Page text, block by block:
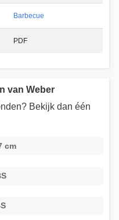
Barbecue
PDF
van Weber
Bekijk dan één
cm